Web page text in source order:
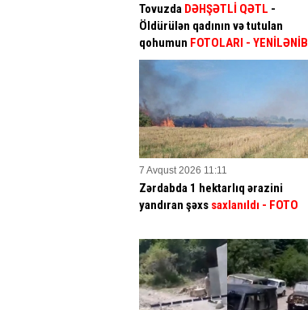
Tovuzda DƏHŞƏTLİ QƏTL -
Öldürülən qadının və tutulan
qohumun FOTOLARI - YENİLƏNİB
7 Avqust 2026 11:11
Zərdabda 1 hektarlıq ərazini
yandıran şəxs saxlanıldı - FOTO